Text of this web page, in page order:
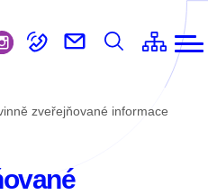
zveřejňované informace